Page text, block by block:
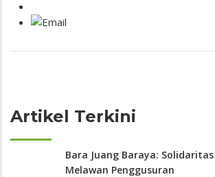
Artikel Terkini
Bara Juang Baraya:
Melawan Penggusuran